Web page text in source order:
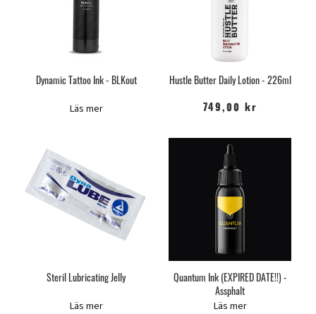
Dynamic Tattoo Ink - BLKout
Läs mer
Hustle Butter Daily Lotion - 226ml
749,00 kr
Steril Lubricating Jelly
Läs mer
Quantum Ink (EXPIRED DATE!!) -
Assphalt
Läs mer